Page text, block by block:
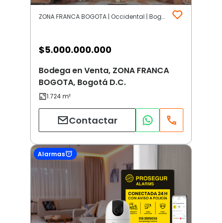
ZONA FRANCA BOGOTA | Occidental | Bogotá D.C.
$5.000.000.000
Bodega en Venta, ZONA FRANCA
BOGOTA, Bogotá D.C.
Contactar
Alarmas